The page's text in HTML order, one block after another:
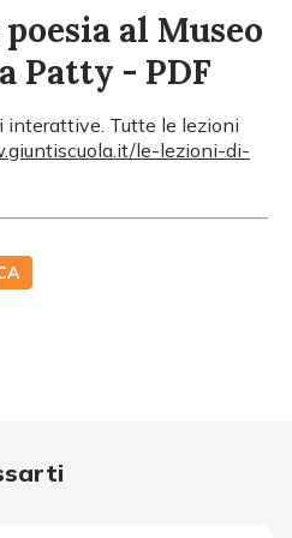
al Museo
Patty - PDF
interattive. Tutte le lezioni
le-lezioni-di-